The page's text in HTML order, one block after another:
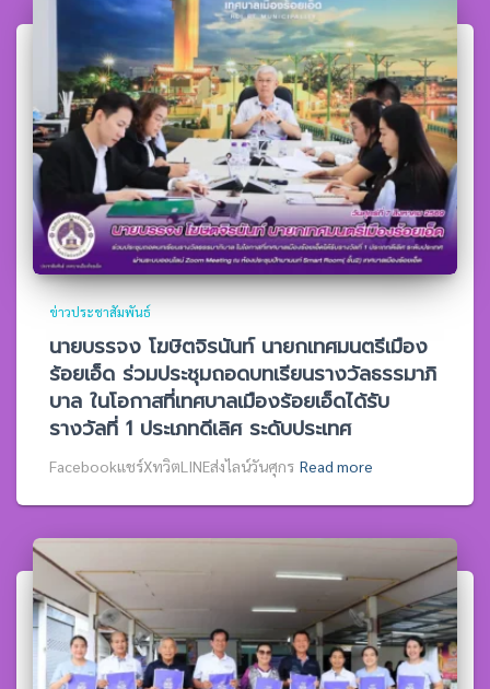
ข่าวประชาสัมพันธ์
นายบรรจง โฆษิตจิรนันท์ นายกเทศมนตรีเมือง
ร้อยเอ็ด ร่วมประชุมถอดบทเรียนรางวัลธรรมาภิ
บาล ในโอกาสที่เทศบาลเมืองร้อยเอ็ดได้รับ
รางวัลที่ 1 ประเภทดีเลิศ ระดับประเทศ
Facebookแชร์XทวิตLINEส่งไลน์วันศุกร Read more